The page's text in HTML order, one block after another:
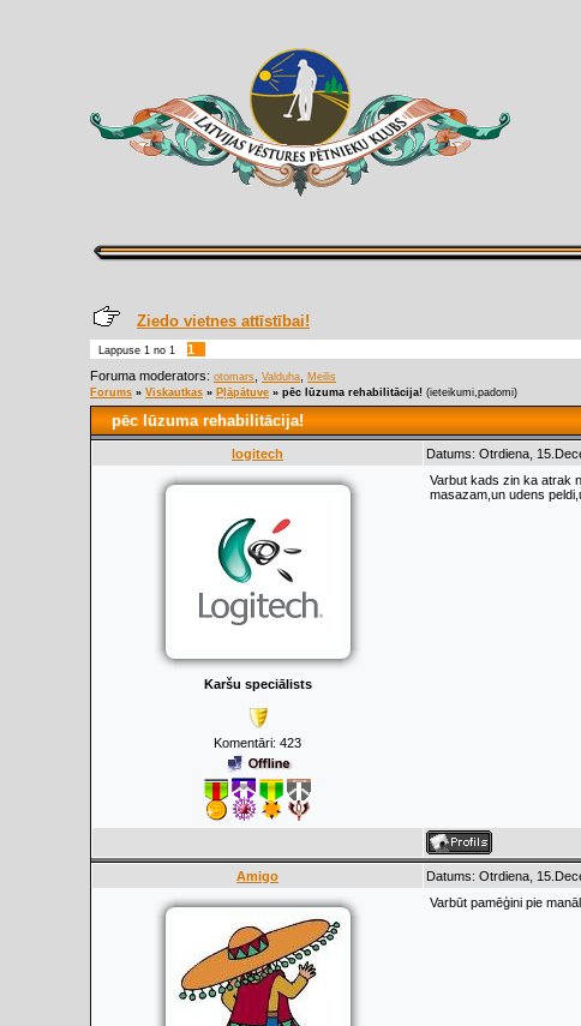
Ziedo vietnes attīstībai!
Lappuse 1 no 1
1
Foruma moderators: otomars Valduha
Meilis
Forums » Viskautkas » Pļāpātuve » pēc lūzuma rehabilitācija! (ieteikumi,padomi)
pēc lūzuma rehabilitācija!
logitech Datums: Otrdiena,
Karšu speciālists
Komentāri: 423
Varbut kads zin ka atrak
masazam,un udens
Amigo Datums: Otrdiena,
Varbūt pamēģini pie